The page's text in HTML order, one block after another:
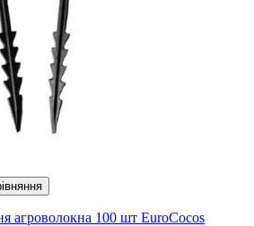
агроволокна 100 шт EuroCocos